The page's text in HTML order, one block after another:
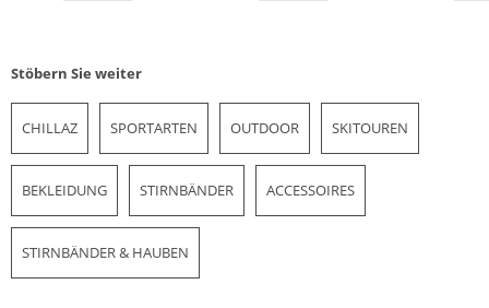
Stöbern Sie weiter
CHILLAZ SPORTARTEN OUTDOOR SKITOUREN
BEKLEIDUNG STIRNBÄNDER ACCESSOIRES
STIRNBÄNDER & HAUBEN